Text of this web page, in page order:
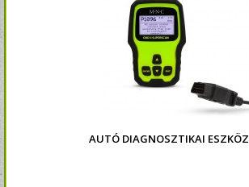
AUTÓ DIAGNOSZTIKAI ESZKÖZ